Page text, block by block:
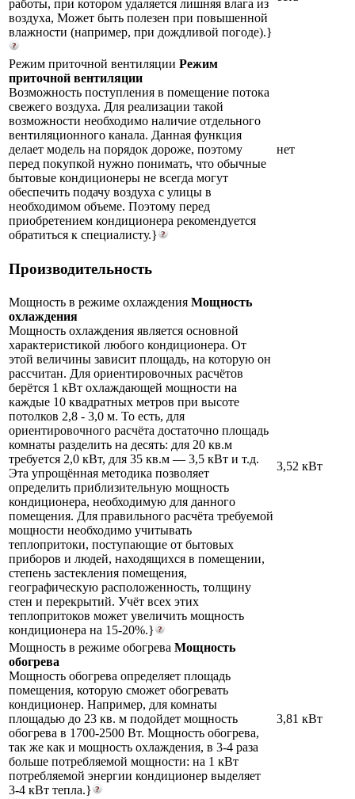
работы, при котором удаляется лишняя влага из
воздуха, Может быть полезен при повышенной
влажности (например, при дождливой погоде).}
Режим приточной вентиляции Режим
приточной вентиляции
Возможность поступления в помещение потока
свежего воздуха. Для реализации такой
возможности необходимо наличие отдельного
вентиляционного канала. Данная функция
делает модель на порядок дороже, поэтому
перед покупкой нужно понимать, что обычные
бытовые кондиционеры не всегда могут
обеспечить подачу воздуха с улицы в
необходимом объеме. Поэтому перед
приобретением кондиционера рекомендуется
обратиться к специалисту.}
нет
Производительность
Мощность в режиме охлаждения Мощность
охлаждения
Мощность охлаждения является основной
характеристикой любого кондиционера. От
этой величины зависит площадь, на которую он
рассчитан. Для ориентировочных расчётов
берётся 1 кВт охлаждающей мощности на
каждые 10 квадратных метров при высоте
потолков 2,8 - 3,0 м. То есть, для
ориентировочного расчёта достаточно площадь
комнаты разделить на десять: для 20 кв.м
требуется 2,0 кВт, для 35 кв.м — 3,5 кВт и т.д.
Эта упрощённая методика позволяет
определить приблизительную мощность
кондиционера, необходимую для данного
помещения. Для правильного расчёта требуемой
мощности необходимо учитывать
теплопритоки, поступающие от бытовых
приборов и людей, находящихся в помещении,
степень застекления помещения,
географическую расположенность, толщину
стен и перекрытий. Учёт всех этих
теплопритоков может увеличить мощность
кондиционера на 15-20%.}
3,52 кВт
Мощность в режиме обогрева Мощность
обогрева
Мощность обогрева определяет площадь
помещения, которую сможет обогревать
кондиционер. Например, для комнаты
площадью до 23 кв. м подойдет мощность
обогрева в 1700-2500 Вт. Мощность обогрева,
так же как и мощность охлаждения, в 3-4 раза
больше потребляемой мощности: на 1 кВт
потребляемой энергии кондиционер выделяет
3-4 кВт тепла.}
3,81 кВт